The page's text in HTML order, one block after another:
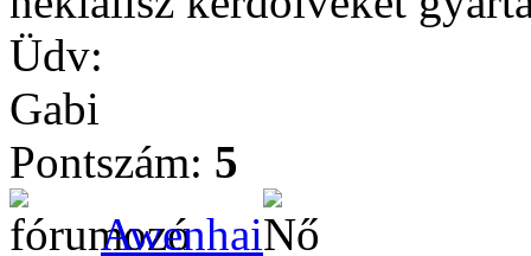
Üdv:
Gabi
Pontszám: 5
Awenhai